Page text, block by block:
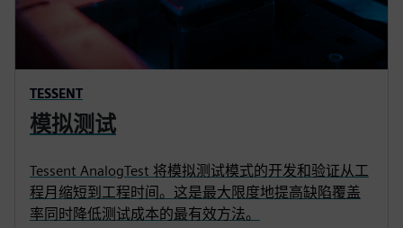
TESSENT
模拟测试
Tessent AnalogTest 将模拟测试模式的开发和验证从工
程月缩短到工程时间。这是最大限度地提高缺陷覆盖
率同时降低测试成本的最有效方法。